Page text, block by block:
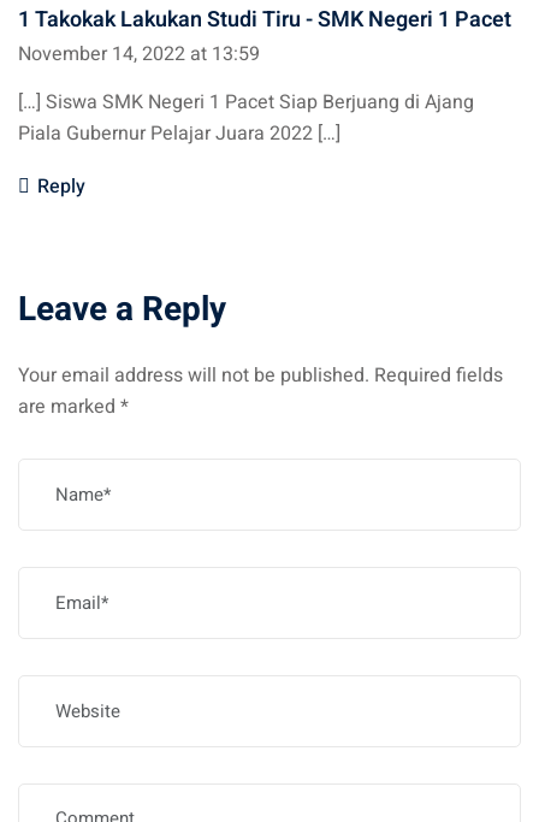
1 Takokak Lakukan Studi Tiru - SMK Negeri 1 Pacet
November 14, 2022 at 13:59
[…] Siswa SMK Negeri 1 Pacet Siap Berjuang di Ajang
Piala Gubernur Pelajar Juara 2022 […]
Reply
Leave a Reply
Your email address will not be published. Required fields
are marked *